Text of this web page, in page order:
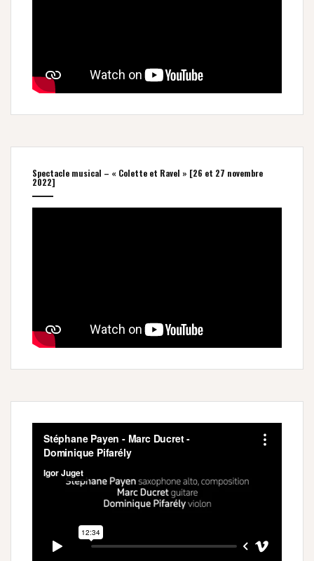
Spectacle musical – « Colette et Ravel » [26 et 27 novembre
2022]